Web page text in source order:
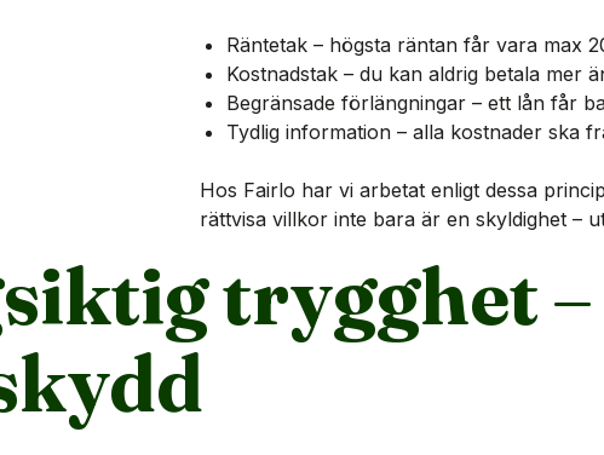
Räntetak – högsta räntan får vara max
Kostnadstak – du kan aldrig betala mer
Begränsade förlängningar – ett lån får
Tydlig information – alla kostnader ska
Hos Fairlo har vi arbetat enligt dessa
rättvisa villkor inte bara är en skyldighet –
trygghet